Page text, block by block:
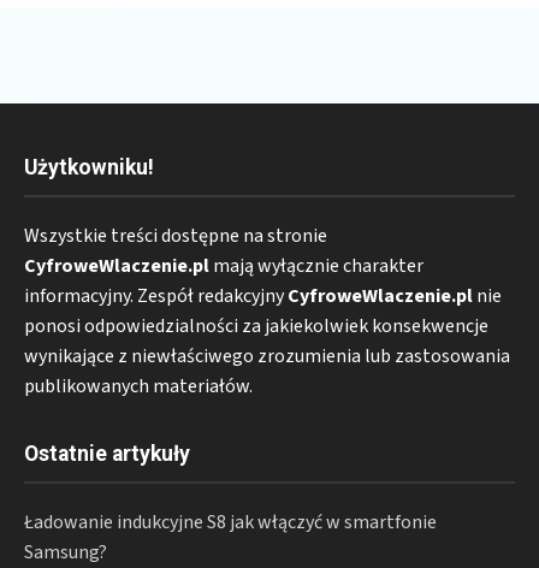
Użytkowniku!
Wszystkie treści dostępne na stronie
CyfroweWlaczenie.plmają wyłącznie charakter
informacyjny. Zespół redakcyjnyCyfroweWlaczenie.plnie
ponosi odpowiedzialności za jakiekolwiek konsekwencje
wynikające z niewłaściwego zrozumienia lub zastosowania
publikowanych materiałów.
Ostatnie artykuły
Ładowanie indukcyjne S8 jak włączyć w smartfonie
Samsung?